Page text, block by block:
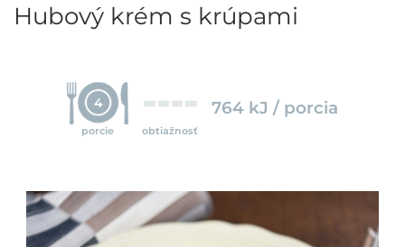
Hubový krém s krúpami
4
porcie obtiažnosť
764 kJ / porcia